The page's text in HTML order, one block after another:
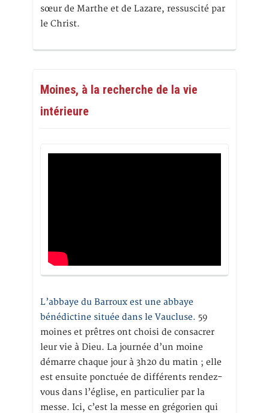
sœur de Marthe et de Lazare, ressuscité par
le Christ.
Moines, à la recherche de la vie
intérieure
L’abbaye du Barroux est une abbaye
bénédictine située dans le Vaucluse. 59
moines et prêtres ont choisi de consacrer
leur vie à Dieu. La journée d’un moine
démarre chaque jour à 3h20 du matin ; elle
est ensuite ponctuée de différents rendez-
vous dans l’église, en particulier par la
messe. Ici, c’est la messe en grégorien qui